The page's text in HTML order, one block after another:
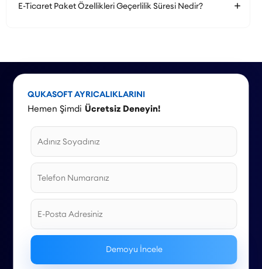
E-Ticaret Paket Özellikleri Geçerlilik Süresi Nedir?
QUKASOFT AYRICALIKLARINI
Hemen Şimdi Ücretsiz Deneyin!